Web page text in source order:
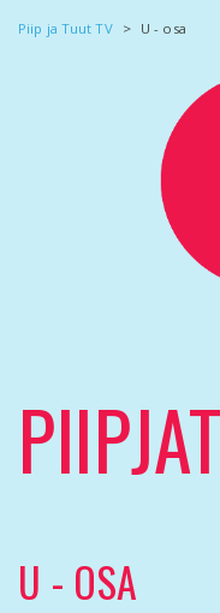
Piip ja Tuut TV > U - osa
U - OSA